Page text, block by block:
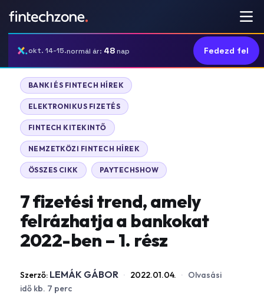
okt. 14-15.normál ár: 48nap Fedezd fel
BANKI ÉS FINTECH HÍREK
ELEKTRONIKUS FIZETÉS
FINTECH KITEKINTŐ
NEMZETKÖZI FINTECH HÍREK
ÖSSZES CIKK PAYTECHSHOW
7 fizetési trend, amely
felrázhatja a bankokat
2022-ben – 1. rész
Szerző: LEMÁK GÁBOR · 2022.01.04. · Olvasási
idő kb. 7 perc